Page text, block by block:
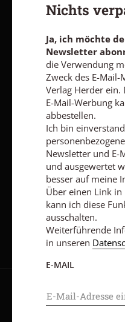
zum Zweck des E-Mail-
Den Newsletter oder die
Ich bin einverstanden,
Nutzungsverhalten in
und ausgewertet wird,
Interessen auszurichten.
Mail kann ich diese
Weiterführende
AGB und Widerrufsbelehrung
Nichts
Ja, ich möchte
Newsletter
die Verwendung
Zweck des E-
Verlag Herder
E-Mail-Werbung
abbestellen.
Ich bin
Newsletter und E-
und ausgewertet
besser auf meine
Über einen Link
kann ich diese
ausschalten.
Weiterführende
in unseren
E-MAIL